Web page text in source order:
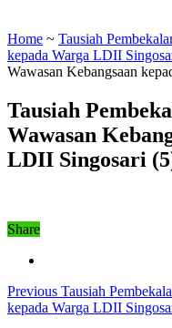
Home ~ Tausiah
kepada Warga LDII
Wawasan Kebangsaan
Tausiah
Wawasan
LDII Singosari
Share
Previous Tausiah
kepada Warga LDII